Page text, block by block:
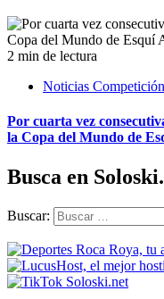
2 min de lectura
Noticias
Por cuarta vez
la Copa del Mundo de
Busca en
Buscar: